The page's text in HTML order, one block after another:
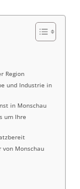
Region
und Industrie in
in Monschau
um Ihre
von Monschau